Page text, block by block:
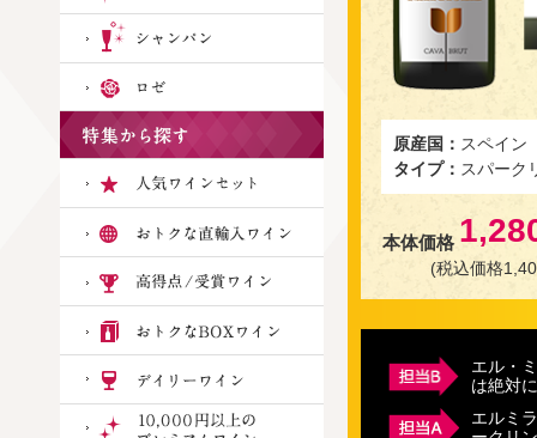
原産国： スペイン
タイプ： スパーク
本体価格
(税込価格
エル・
は絶対
エルミ